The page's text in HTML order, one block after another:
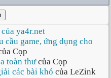
ya4r.net
cầu game, ứng dụng cho
Cọp
toàn thưcủa Cọp
các bài khó của LeZink